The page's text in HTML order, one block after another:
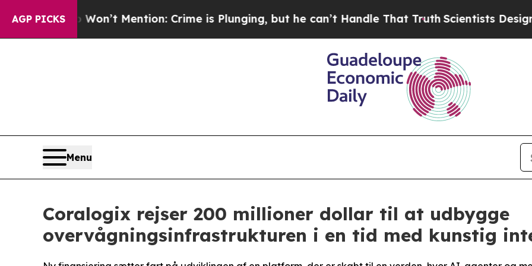
AGP PICKS
Won’t Mention: Crime is Plunging, but he can’t Handle That TruthScientists Designed a
Menu
Coralogix rejser 200 millioner dollar til at udbygge
overvågningsinfrastrukturen i en tid med kunstig